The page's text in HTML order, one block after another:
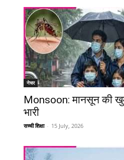
नेचर
Monsoon: मानसून की
भारी
सच्ची शिक्षा - 15 July, 2026